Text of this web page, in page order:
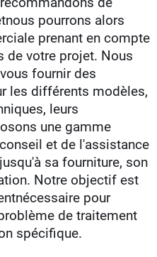
pourrons alors
prenant en compte
de votre projet. Nous
fournir des
les différents modèles,
leurs
une gamme
et de l'assistance
sa fourniture, son
Notre objectif est
pour
de traitement
spécifique.